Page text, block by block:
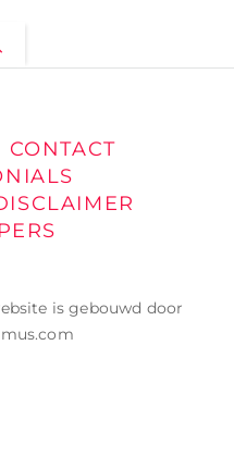
CONTACT
is gebouwd door